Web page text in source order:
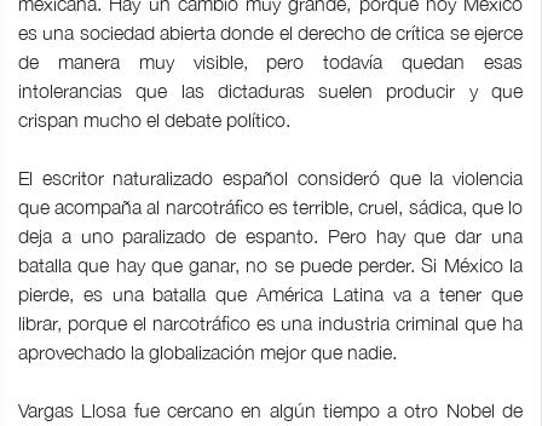
es una sociedad abierta donde el derecho de crítica se ejerce
de manera muy visible, pero todavía quedan esas
intolerancias que las dictaduras suelen producir y que
crispan mucho el debate político.
El escritor naturalizado español consideró que la violencia
que acompaña al narcotráfico es terrible, cruel, sádica, que lo
deja a uno paralizado de espanto. Pero hay que dar una
batalla que hay que ganar, no se puede perder. Si México la
pierde, es una batalla que América Latina va a tener que
librar, porque el narcotráfico es una industria criminal que ha
aprovechado la globalización mejor que nadie.
Vargas Llosa fue cercano en algún tiempo a otro Nobel de